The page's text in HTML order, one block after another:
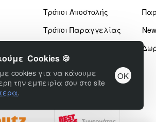
Cookies 🍪
cookies για να κάνουμε
την εμπειρία σου στο site
.
OK
Τρόποι Αποστολής
Τρόποι Παραγγελίας
Φίλτρα προϊόντων